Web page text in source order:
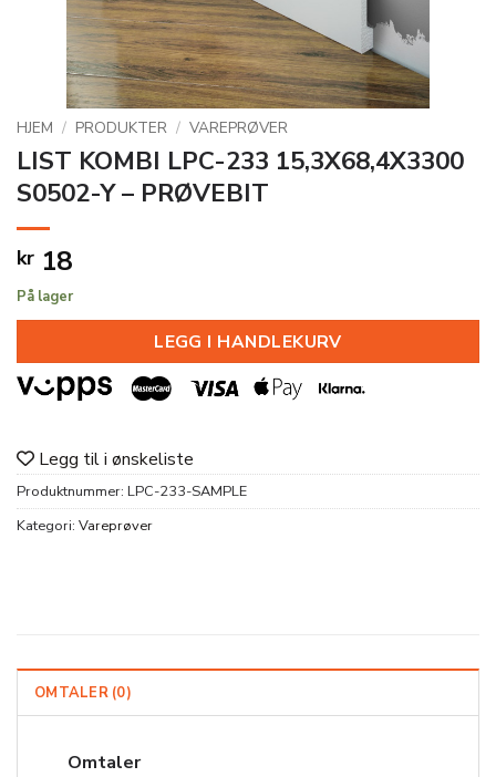
HJEM / PRODUKTER / VAREPRØVER
LIST KOMBI LPC-233 15,3X68,4X3300
S0502-Y – PRØVEBIT
kr 18
På lager
LEGG I HANDLEKURV
Legg til i ønskeliste
Produktnummer: LPC-233-SAMPLE
Kategori: Vareprøver
OMTALER (0)
Omtaler